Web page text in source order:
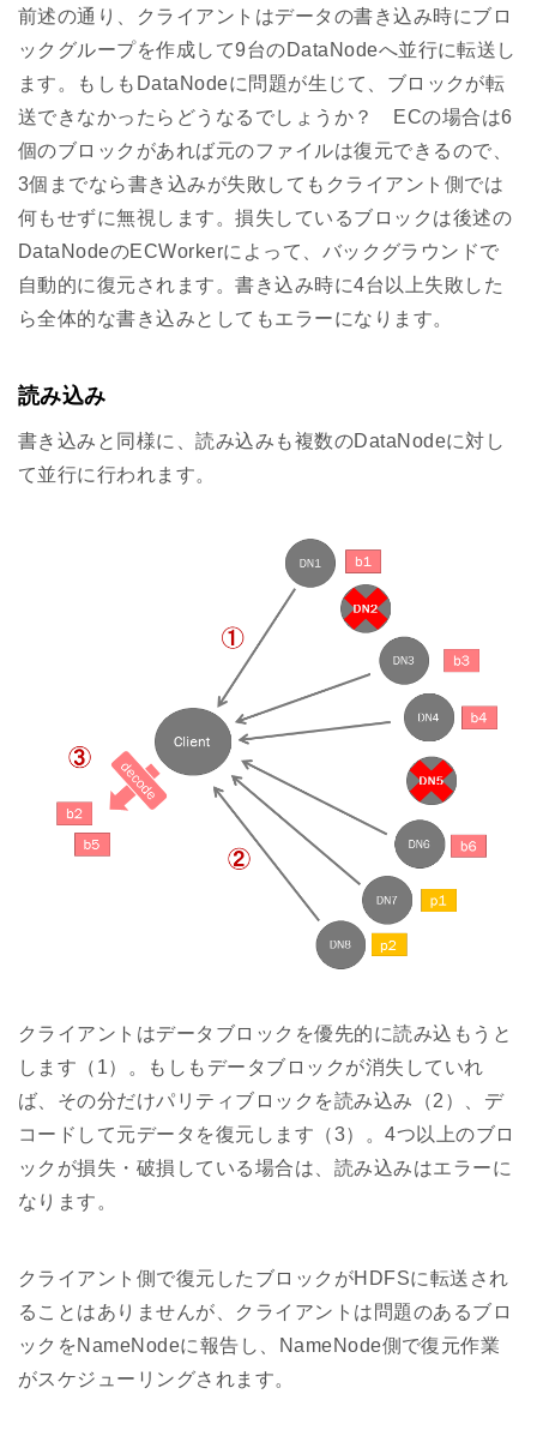
前述の通り、クライアントはデータの書き込み時にブロ
ックグループを作成して9台のDataNodeへ並行に転送し
ます。もしもDataNodeに問題が生じて、ブロックが転
送できなかったらどうなるでしょうか？ ECの場合は6
個のブロックがあれば元のファイルは復元できるので、
3個までなら書き込みが失敗してもクライアント側では
何もせずに無視します。損失しているブロックは後述の
DataNodeのECWorkerによって、バックグラウンドで
自動的に復元されます。書き込み時に4台以上失敗した
ら全体的な書き込みとしてもエラーになります。
読み込み
書き込みと同様に、読み込みも複数のDataNodeに対し
て並行に行われます。
クライアントはデータブロックを優先的に読み込もうと
します（1）。もしもデータブロックが消失していれ
ば、その分だけパリティブロックを読み込み（2）、デ
コードして元データを復元します（3）。4つ以上のブロ
ックが損失・破損している場合は、読み込みはエラーに
なります。
クライアント側で復元したブロックがHDFSに転送され
ることはありませんが、クライアントは問題のあるブロ
ックをNameNodeに報告し、NameNode側で復元作業
がスケジューリングされます。